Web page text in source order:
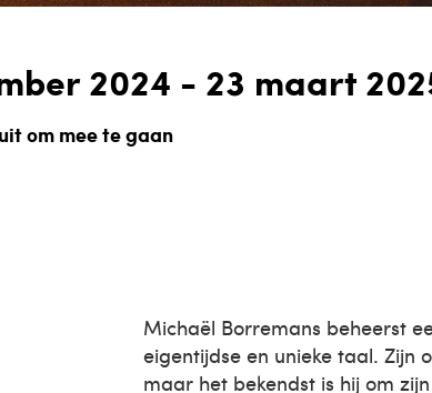
2024 - 23 maart
om mee te gaan
Michaël Borremans beheerst
eigentijdse en unieke taal. Zijn
maar het bekendst is hij om